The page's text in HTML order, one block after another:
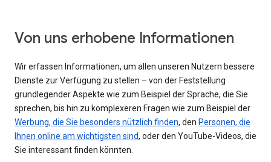
Von uns erhobene Informationen
Wir erfassen Informationen, um allen unseren Nutzern bessere
Dienste zur Verfügung zu stellen – von der Feststellung
grundlegender Aspekte wie zum Beispiel der Sprache, die Sie
sprechen, bis hin zu komplexeren Fragen wie zum Beispiel der
Werbung, die Sie besonders nützlich finden, den Personen, die
Ihnen online am wichtigsten sind, oder den YouTube-Videos, die
Sie interessant finden könnten.